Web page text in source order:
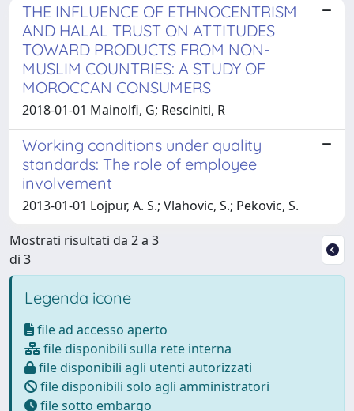
THE INFLUENCE OF ETHNOCENTRISM
AND HALAL TRUST ON ATTITUDES
TOWARD PRODUCTS FROM NON-
MUSLIM COUNTRIES: A STUDY OF
MOROCCAN CONSUMERS
2018-01-01 Mainolfi, G; Resciniti, R
Working conditions under quality
standards: The role of employee
involvement
2013-01-01 Lojpur, A. S.; Vlahovic, S.; Pekovic, S.
Mostrati risultati da 2 a 3
di 3
Legenda icone
file ad accesso aperto
file disponibili sulla rete interna
file disponibili agli utenti autorizzati
file disponibili solo agli amministratori
file sotto embargo